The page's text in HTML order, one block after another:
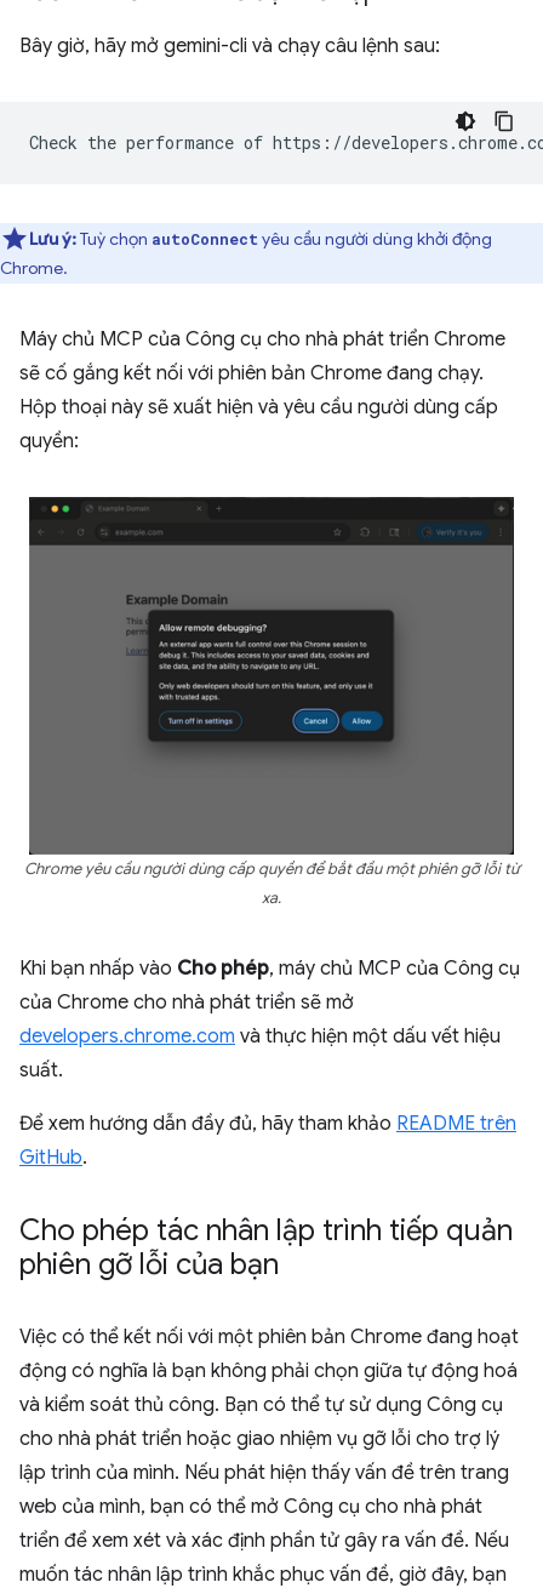
Bây giờ, hãy mở gemini-cli và chạy câu lệnh sau:
Lưu ý:Tuỳ chọn autoConnect yêu cầu người dùng khởi động
Chrome.
Máy chủ MCP của Công cụ cho nhà phát triển Chrome
sẽ cố gắng kết nối với phiên bản Chrome đang chạy.
Hộp thoại này sẽ xuất hiện và yêu cầu người dùng cấp
quyền:
Chrome yêu cầu người dùng cấp quyền để bắt đầu một phiên gỡ lỗi từ
xa.
Khi bạn nhấp vào Cho phép, máy chủ MCP của Công cụ
của Chrome cho nhà phát triển sẽ mở
developers.chrome.com và thực hiện một dấu vết hiệu
suất.
Để xem hướng dẫn đầy đủ, hãy tham khảo README trên
GitHub.
Cho phép tác nhân lập trình tiếp quản
phiên gỡ lỗi của bạn
Việc có thể kết nối với một phiên bản Chrome đang hoạt
động có nghĩa là bạn không phải chọn giữa tự động hoá
và kiểm soát thủ công. Bạn có thể tự sử dụng Công cụ
cho nhà phát triển hoặc giao nhiệm vụ gỡ lỗi cho trợ lý
lập trình của mình. Nếu phát hiện thấy vấn đề trên trang
web của mình, bạn có thể mở Công cụ cho nhà phát
triển để xem xét và xác định phần tử gây ra vấn đề. Nếu
muốn tác nhân lập trình khắc phục vấn đề, giờ đây, bạn